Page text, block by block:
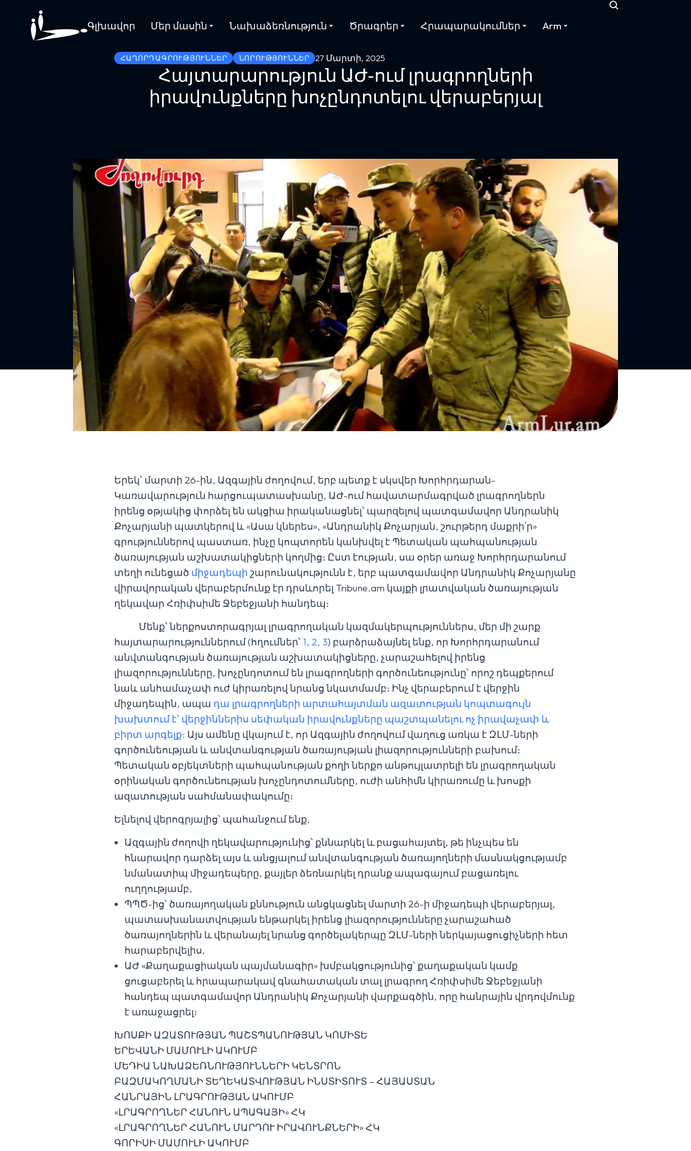
Գլխավոր Մեր մասին Նախաձեռնություն Ծրագրեր Հրապարակումներ Arm
ՀԱՂՈՐԴԱԳՐՈՒԹՅՈՒՆՆԵՐ ՆՈՐՈՒԹՅՈՒՆՆԵՐ 27 Մարտի, 2025
Հայտարարություն ԱԺ֊ում լրագրողների
իրավունքները խոչընդոտելու վերաբերյալ
Երեկ՝ մարտի 26-ին, Ազգային ժողովում, երբ պետք է սկսվեր Խորհրդարան-
Կառավարություն հարցուպատասխանը, ԱԺ-ում հավատարմագրված լրագրողներն
իրենց օթյակից փորձել են ակցիա իրականացնել՝ պարզելով պատգամավոր Անդրանիկ
Քոչարյանի պատկերով և «Ասա կներես», «Անդրանիկ Քոչարյան, շուրթերդ մաքրի՛ր»
գրություններով պաստառ, ինչը կոպտորեն կանխվել է Պետական պահպանության
ծառայության աշխատակիցների կողմից։ Ըստ էության, սա օրեր առաջ Խորհրդարանում
տեղի ունեցած միջադեպի շարունակությունն է, երբ պատգամավոր Անդրանիկ Քոչարյանը
վիրավորական վերաբերմունք էր դրսևորել Tribune.am կայքի լրատվական ծառայության
ղեկավար Հռիփսիմե Ջեբեջյանի հանդեպ։
Մենք՝ ներքոստորագրյալ լրագրողական կազմակերպություններս, մեր մի շարք
հայտարարություններում (հղումներ՝ 1, 2, 3) բարձրաձայնել ենք, որ Խորհրդարանում
անվտանգության ծառայության աշխատակիցները, չարաշահելով իրենց
լիազորությունները, խոչընդոտում են լրագրողների գործունեությունը՝ որոշ դեպքերում
նաև անհամաչափ ուժ կիրառելով նրանց նկատմամբ։ Ինչ վերաբերում է վերջին
միջադեպին, ապա դա լրագրողների արտահայտման ազատության կոպտագույն
խախտում է՝ վերջիններիս սեփական իրավունքները պաշտպանելու ոչ իրավաչափ և
բիրտ արգելք։ Այս ամենը վկայում է, որ Ազգային ժողովում վաղուց առկա է ԶԼՄ-ների
գործունեության և անվտանգության ծառայության լիազորությունների բախում։
Պետական օբյեկտների պահպանության քողի ներքո անթույլատրելի են լրագրողական
օրինական գործունեության խոչընդոտումները, ուժի անհիմն կիրառումը և խոսքի
ազատության սահմանափակումը։
Ելնելով վերոգրյալից՝ պահանջում ենք․
Ազգային ժողովի ղեկավարությունից՝ քննարկել և բացահայտել, թե ինչպես են
հնարավոր դարձել այս և անցյալում անվտանգության ծառայողների մասնակցությամբ
նմանատիպ միջադեպերը, քայլեր ձեռնարկել դրանք ապագայում բացառելու
ուղղությամբ,
ՊՊԾ-ից՝ ծառայողական քննություն անցկացնել մարտի 26-ի միջադեպի վերաբերյալ,
պատասխանատվության ենթարկել իրենց լիազորությունները չարաշահած
ծառայողներին և վերանայել նրանց գործելակերպը ԶԼՄ-ների ներկայացուցիչների հետ
հարաբերվելիս,
ԱԺ «Քաղաքացիական պայմանագիր» խմբակցությունից՝ քաղաքական կամք
ցուցաբերել և հրապարակավ գնահատական տալ լրագրող Հռիփսիմե Ջեբեջյանի
հանդեպ պատգամավոր Անդրանիկ Քոչարյանի վարքագծին, որը հանրային վրդովմունք
է առաջացրել։
ԽՈՍՔԻ ԱԶԱՏՈՒԹՅԱՆ ՊԱՇՏՊԱՆՈՒԹՅԱՆ ԿՈՄԻՏԵ
ԵՐԵՎԱՆԻ ՄԱՄՈՒԼԻ ԱԿՈՒՄԲ
ՄԵԴԻԱ ՆԱԽԱՁԵՌՆՈՒԹՅՈՒՆՆԵՐԻ ԿԵՆՏՐՈՆ
ԲԱԶՄԱԿՈՂՄԱՆԻ ՏԵՂԵԿԱՏՎՈՒԹՅԱՆ ԻՆՍՏԻՏՈՒՏ – ՀԱՅԱՍՏԱՆ
ՀԱՆՐԱՅԻՆ ԼՐԱԳՐՈՒԹՅԱՆ ԱԿՈՒՄԲ
«ԼՐԱԳՐՈՂՆԵՐ ՀԱՆՈՒՆ ԱՊԱԳԱՅԻ» ՀԿ
«ԼՐԱԳՐՈՂՆԵՐ ՀԱՆՈՒՆ ՄԱՐԴՈՒ ԻՐԱՎՈՒՆՔՆԵՐԻ» ՀԿ
ԳՈՐԻՍԻ ՄԱՄՈՒԼԻ ԱԿՈՒՄԲ